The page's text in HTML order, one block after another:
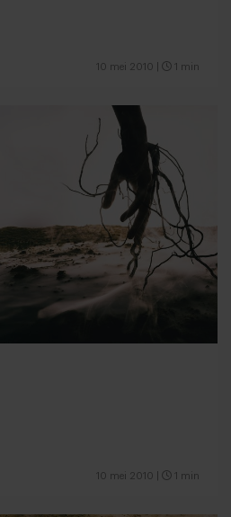
10 mei 2010 1 min
10 mei 2010 1 min